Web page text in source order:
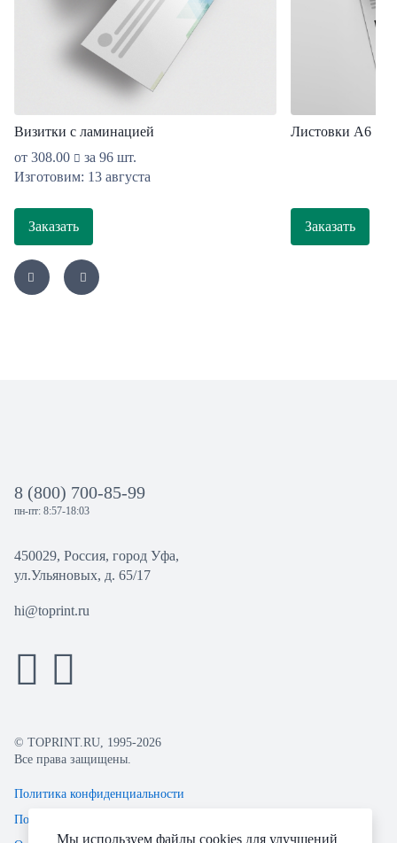
Визитки с ламинацией
от 308.00
за 96 шт.
Изготовим: 13 августа
Заказать
Листовки А6
Заказать
8 (800) 700-85-99
пн-пт: 8:57-18:03
450029, Россия, город Уфа,
ул.Ульяновых, д. 65/17
hi@toprint.ru
© TOPRINT.RU, 1995-2026
Все права защищены.
Политика конфиденциальности
Пользовательское соглашение
Мы используем файлы cookies для улучшений